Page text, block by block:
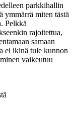
parkkihallin
ymmärrä miten tästä
Pelkkä
rajoitettua,
samaan
ei ikinä tule kunnon
vaikeutuu